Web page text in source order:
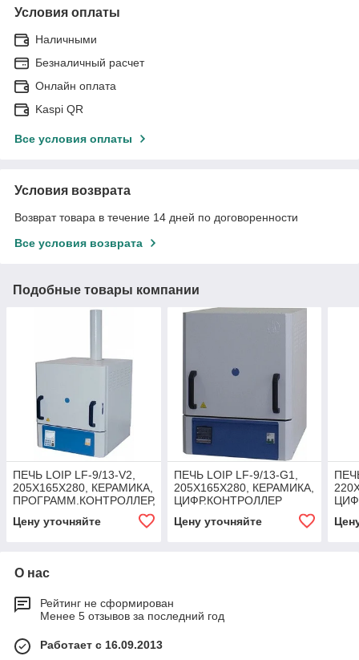
Условия оплаты
Наличными
Безналичный расчет
Онлайн оплата
Kaspi QR
Все условия оплаты
Условия возврата
Возврат товара в течение 14 дней по договоренности
Все условия возврата
Подобные товары компании
ПЕЧЬ LOIP LF-9/13-V2,
205Х165Х280, КЕРАМИКА,
ПРОГРАММ.КОНТРОЛЛЕР,
Цену уточняйте
ПЕЧЬ LOIP LF-9/13-G1,
205Х165Х280, КЕРАМИКА,
ЦИФР.КОНТРОЛЛЕР
Цену уточняйте
О нас
Рейтинг не сформирован
Менее 5 отзывов за последний год
Работает с 16.09.2013